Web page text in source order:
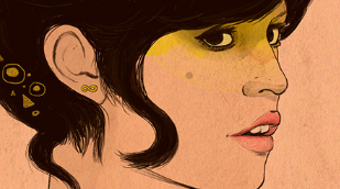
TRANSMUTATION SERIES N°2